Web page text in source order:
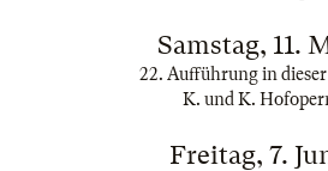
Samstag, 11.
22. Aufführung in
K. und K.
Freitag, 7.